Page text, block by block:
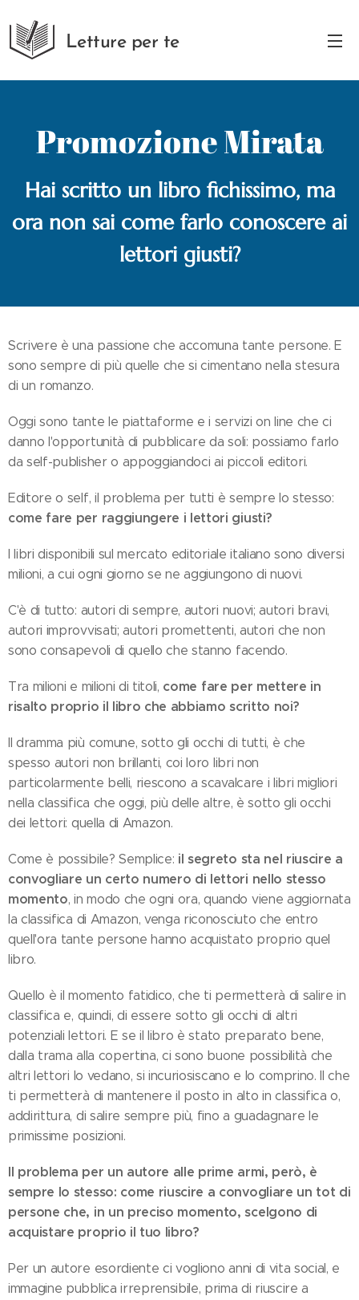
Letture per te
Promozione Mirata
Hai scritto un libro fichissimo, ma
ora non sai come farlo conoscere ai
lettori giusti?
Scrivere è una passione che accomuna tante persone. E
sono sempre di più quelle che si cimentano nella stesura
di un romanzo.
Oggi sono tante le piattaforme e i servizi on line che ci
danno l'opportunità di pubblicare da soli: possiamo farlo
da self-publisher o appoggiandoci ai piccoli editori.
Editore o self, il problema per tutti è sempre lo stesso:
come fare per raggiungere i lettori giusti?
I libri disponibili sul mercato editoriale italiano sono diversi
milioni, a cui ogni giorno se ne aggiungono di nuovi.
C'è di tutto: autori di sempre, autori nuovi; autori bravi,
autori improvvisati; autori promettenti, autori che non
sono consapevoli di quello che stanno facendo.
Tra milioni e milioni di titoli, come fare per mettere in
risalto proprio il libro che abbiamo scritto noi?
Il dramma più comune, sotto gli occhi di tutti, è che
spesso autori non brillanti, coi loro libri non
particolarmente belli, riescono a scavalcare i libri migliori
nella classifica che oggi, più delle altre, è sotto gli occhi
dei lettori: quella di Amazon.
Come è possibile? Semplice: il segreto sta nel riuscire a
convogliare un certo numero di lettori nello stesso
momento, in modo che ogni ora, quando viene aggiornata
la classifica di Amazon, venga riconosciuto che entro
quell'ora tante persone hanno acquistato proprio quel
libro.
Quello è il momento fatidico, che ti permetterà di salire in
classifica e, quindi, di essere sotto gli occhi di altri
potenziali lettori. E se il libro è stato preparato bene,
dalla trama alla copertina, ci sono buone possibilità che
altri lettori lo vedano, si incuriosiscano e lo comprino. Il che
ti permetterà di mantenere il posto in alto in classifica o,
addirittura, di salire sempre più, fino a guadagnare le
primissime posizioni.
Il problema per un autore alle prime armi, però, è
sempre lo stesso: come riuscire a convogliare un tot di
persone che, in un preciso momento, scelgono di
acquistare proprio il tuo libro?
Per un autore esordiente ci vogliono anni di vita social, e
immagine pubblica irreprensibile, prima di riuscire a